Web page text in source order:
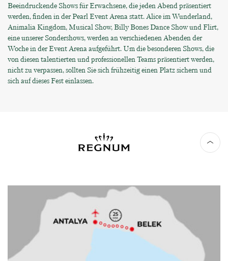
Beeindruckende Shows für Erwachsene, die jeden Abend präsentiert
werden, finden in der Pearl Event Arena statt. Alice im Wunderland,
Animalia Kingdom, Musical Show, Billy Bones Dance Show und Flirt,
eine unserer Sondershows, werden an verschiedenen Abenden der
Woche in der Event Arena aufgeführt. Um die besonderen Shows, die
von diesen talentierten und professionellen Teams präsentiert werden,
nicht zu verpassen, sollten Sie sich frühzeitig einen Platz sichern und
sich auf dieses Fest einlassen.